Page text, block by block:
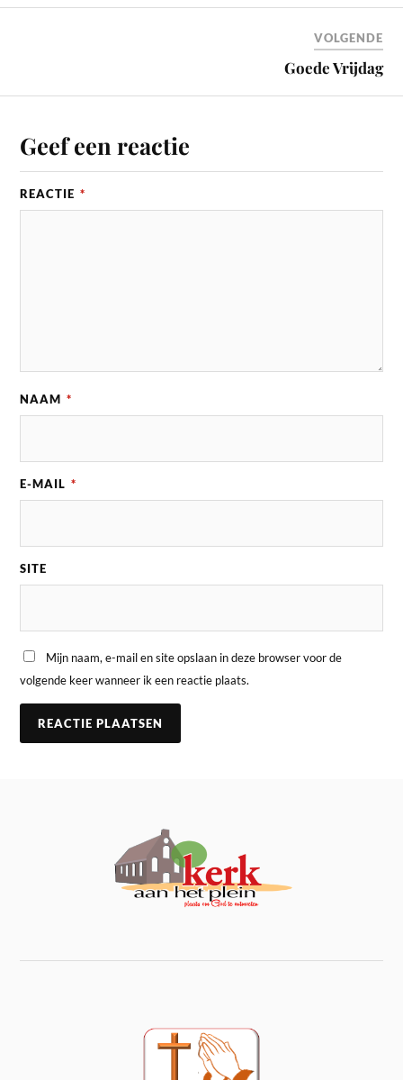
VOLGENDE
Goede Vrijdag
Geef een reactie
REACTIE *
NAAM *
E-MAIL *
SITE
Mijn naam, e-mail en site opslaan in deze browser voor de
volgende keer wanneer ik een reactie plaats.